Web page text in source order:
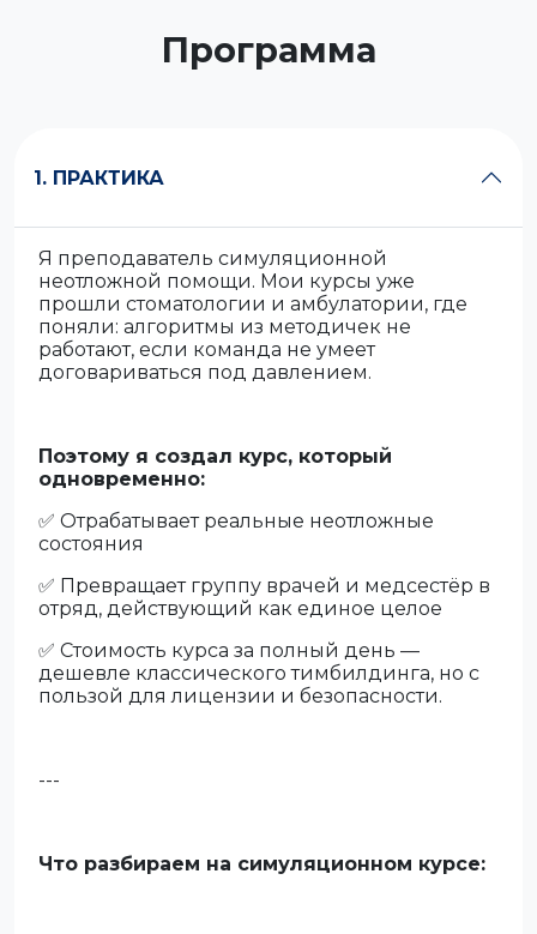
Программа
1. ПРАКТИКА
Я преподаватель симуляционной
неотложной помощи. Мои курсы уже
прошли стоматологии и амбулатории, где
поняли: алгоритмы из методичек не
работают, если команда не умеет
договариваться под давлением.
Поэтому я создал курс, который
одновременно:
✅ Отрабатывает реальные неотложные
состояния
✅ Превращает группу врачей и медсестёр в
отряд, действующий как единое целое
✅ Стоимость курса за полный день —
дешевле классического тимбилдинга, но с
пользой для лицензии и безопасности.
---
Что разбираем на симуляционном курсе: